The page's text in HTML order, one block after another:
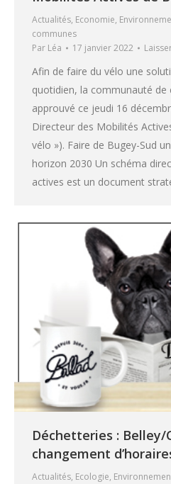
Actualités, Economie,
communes
Par Léa 17 janvier 2022
Afin de faire du vélo une
quotidien, la communauté de
approuvé ce jeudi 16
Directeur des Mobilités
vélo »). Faire de Bugey-Sud
horizon 2030 Un schéma
actives est un document
Déchetteries : Belley/
changement
Actualités, Ecologie,